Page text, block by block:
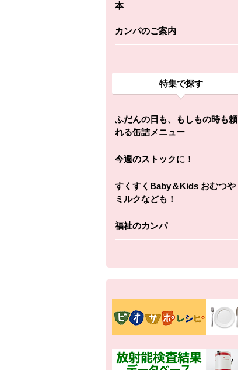
本
カンパのご案内
特集で探す
ふだんの日も、もしもの時も頼
れる缶詰メニュー
今週のストックに！
すくすくBaby＆Kids おむつや
ミルクなども！
福祉のカンパ